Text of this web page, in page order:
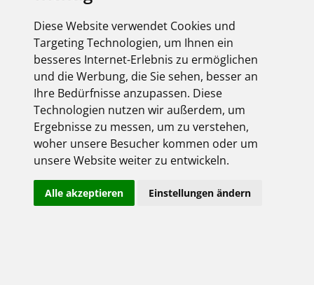
Diese Website verwendet Cookies und
Targeting Technologien, um Ihnen ein
besseres Internet-Erlebnis zu ermöglichen
und die Werbung, die Sie sehen, besser an
Ihre Bedürfnisse anzupassen. Diese
Technologien nutzen wir außerdem, um
Ergebnisse zu messen, um zu verstehen,
woher unsere Besucher kommen oder um
unsere Website weiter zu entwickeln.
Alle akzeptieren Einstellungen ändern